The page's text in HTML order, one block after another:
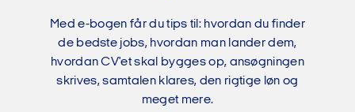
Med e-bogen får du tips til: hvordan du finder
de bedste jobs, hvordan man lander dem,
hvordan CV'et skal bygges op, ansøgningen
skrives, samtalen klares, den rigtige løn og
meget mere.